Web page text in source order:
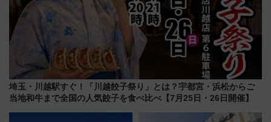
埼玉・川越駅すぐ！「川越餃子祭り」とは？宇都宮・浜松からご
当地和牛まで全国の人気餃子を食べ比べ【7月25日・26日開催】